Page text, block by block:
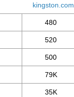
kingston.com
480
520
500
79K
35K